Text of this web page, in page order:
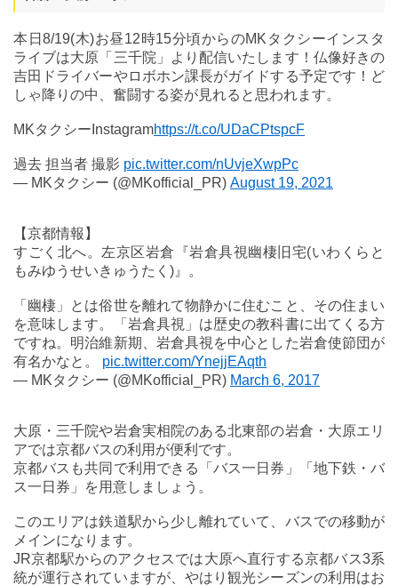
本日8/19(木)お昼12時15分頃からのMKタクシーインスタ
ライブは大原「三千院」より配信いたします！仏像好きの
吉田ドライバーやロボホン課長がガイドする予定です！ど
しゃ降りの中、奮闘する姿が見れると思われます。
MKタクシーInstagramhttps://t.co/UDaCPtspcF
過去 担当者 撮影 pic.twitter.com/nUvjeXwpPc
— MKタクシー (@MKofficial_PR) August 19, 2021
【京都情報】
すごく北へ。左京区岩倉『岩倉具視幽棲旧宅(いわくらと
もみゆうせいきゅうたく)』。
「幽棲」とは俗世を離れて物静かに住むこと、その住まい
を意味します。「岩倉具視」は歴史の教科書に出てくる方
ですね。明治維新期、岩倉具視を中心とした岩倉使節団が
有名かなと。 pic.twitter.com/YnejjEAqth
— MKタクシー (@MKofficial_PR) March 6, 2017
大原・三千院や岩倉実相院のある北東部の岩倉・大原エリ
アでは京都バスの利用が便利です。
京都バスも共同で利用できる「バス一日券」「地下鉄・バ
ス一日券」を用意しましょう。
このエリアは鉄道駅から少し離れていて、バスでの移動が
メインになります。
JR京都駅からのアクセスでは大原へ直行する京都バス3系
統が運行されていますが、やはり観光シーズンの利用はお